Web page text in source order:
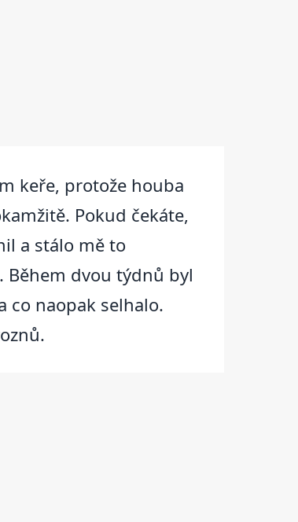
keře, protože houba
Pokud čekáte,
a stálo mě to
Během dvou týdnů byl
co naopak selhalo.